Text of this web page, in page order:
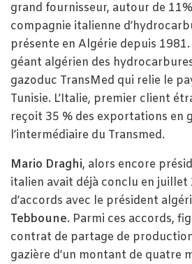
grand fournisseur, autour de
compagnie italienne
présente en Algérie depuis
géant algérien des
gazoduc TransMed qui relie le
Tunisie. L’Italie, premier client
reçoit 35 % des exportations en
l’intermédiaire du Transmed.
Mario Draghi, alors encore
italien avait déjà conclu en juillet
d’accords avec le président
Tebboune. Parmi ces accords,
contrat de partage de
gazière d’un montant de quatre